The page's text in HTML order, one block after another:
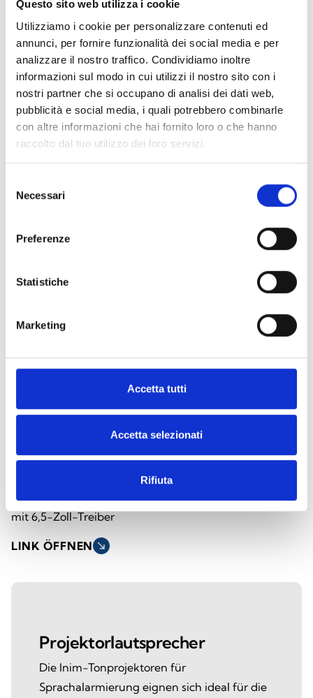
Questo sito web utilizza i cookie
Utilizziamo i cookie per personalizzare contenuti ed
annunci, per fornire funzionalità dei social media e per
analizzare il nostro traffico. Condividiamo inoltre
informazioni sul modo in cui utilizzi il nostro sito con i
nostri partner che si occupano di analisi dei dati web,
pubblicità e social media, i quali potrebbero combinarle
con altre informazioni che hai fornito loro o che hanno
raccolto dal tuo utilizzo dei loro servizi.
delNecessari
Preferenze
Statistiche
Marketing
Accetta tutti
Accetta selezionati
Rifiuta
ausgelegt. Sie eignen sich ideal für den
Einsatz in Gewerbegebäuden,
Industrieanlagen, Sportzentren und
öffentlichen Bereichen und verbinden ein
ansprechendes Design mit zuverlässiger
Klangqualität.
SPI-CP620100
20-W-Pendellautsprecher aus ABS
mit 6,5-Zoll-Treiber
LINK ÖFFNEN south_east
Projektorlautsprecher
Die Inim-Tonprojektoren für
Sprachalarmierung eignen sich ideal für die